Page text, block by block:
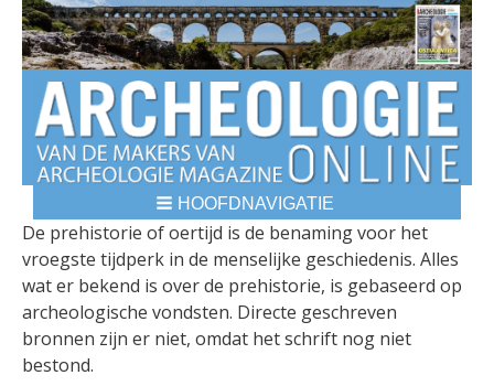
HOOFDNAVIGATIE
BREADCRUMBS
De prehistorie of oertijd is de benaming voor het
vroegste tijdperk in de menselijke geschiedenis. Alles
wat er bekend is over de prehistorie, is gebaseerd op
archeologische vondsten. Directe geschreven
bronnen zijn er niet, omdat het schrift nog niet
bestond.